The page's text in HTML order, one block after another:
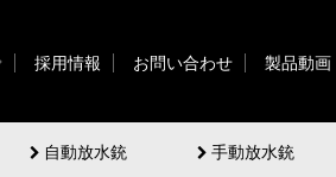
採用情報 お問い合わせ 製品動画
自動放水銃 手動放水銃